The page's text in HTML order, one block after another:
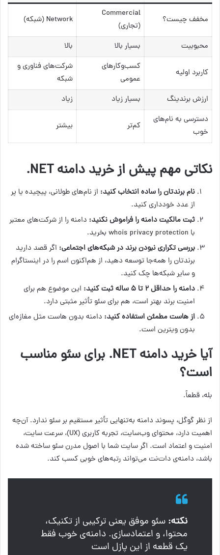
مخفف چیست؟
Commercial
(تجاری)
Network (شبکه)
محبوبیت بسیار بالا بالا
کاربرد اولیه
کسب‌وکارهای
عمومی
شرکت‌های فناوری و
شبکه
ارزش برندینگ
بسیار زیاد
زیاد
دسترسی به نام‌های
خوب
کم‌تر بیشتر
نکاتی مهم پیش از خرید دامنه NET.
نام برندتان را ساده انتخاب کنید: از نام‌های طولانی، پیچیده یا پر
از عدد خودداری کنید.
ثبت مالکیت دامنه را فراموش نکنید: دامنه را از شرکت‌های معتبر
با whois privacy protection بخرید.
بررسی تکراری نبودن برند در شبکه‌های اجتماعی: اگر قصد دارید
برندتان را همه‌جا توسعه دهید، از هم‌اکنون اسم را در اینستاگرام
و سایر شبکه‌ها چک کنید.
دامنه را حداقل ۲ تا ۵ ساله ثبت کنید:
این موضوع هم برای
امنیت برند بهتر است، هم برای سئو تأثیر مثبتی دارد.
از هاست مطمئن استفاده کنید: دامنه بدون هاست مثل مغازه‌ای
بدون ویترین است.
آیا خرید دامنه NET. برای سئو مناسب
است؟
بله، قطعاً.
از نظر گوگل، پسوند دامنه به‌تنهایی تأثیر مستقیم بر سئو ندارد. آن‌چه
اهمیت دارد، محتوای وب‌سایت، تجربه کاربری (UX)، سرعت سایت،
امنیت و اعتماد است. اگر سایت شما با اصول مدرن سئو ساخته شده
باشد، دامنه‌ی دات‌نت می‌تواند رتبه‌های خوبی کسب کند.
نکته: سئو موفق یعنی ترکیبی از تکنیک،
محتوا، و اعتمادسازی. دامنه‌ی خوب فقط
یک قطعه از این پازل است